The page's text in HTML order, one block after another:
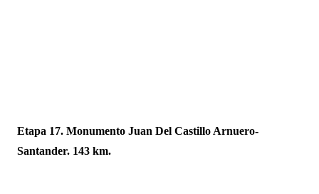
Etapa 17. Monumento Juan Del Castillo Arnuero-
Santander. 143 km.